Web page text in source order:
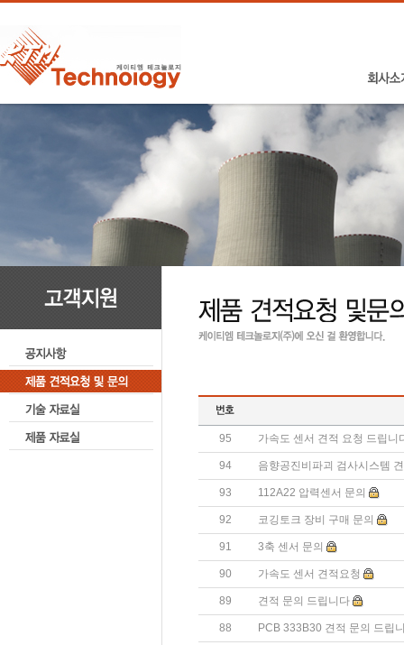
95 가속도 센서 견적 요청 드립니
94 음향공진비파괴 검사시스템
93 112A22 압력센서 문의
92 코깅토크 장비 구매 문의
91 3축 센서 문의
90 가속도 센서 견적요청
89 견적 문의 드립니다
88 PCB 333B30 견적 문의 드립